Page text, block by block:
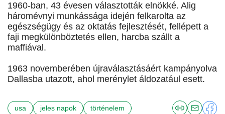
1960-ban, 43 évesen választották elnökké. Alig
háromévnyi munkássága idején felkarolta az
egészségügy és az oktatás fejlesztését, fellépett a
faji megkülönböztetés ellen, harcba szállt a
maffiával.
1963 novemberében újraválasztásáért kampányolva
Dallasba utazott, ahol merénylet áldozatául esett.
usa jeles napok történelem